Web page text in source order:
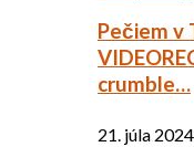
Pečiem v
crumble…
21. júla 2024